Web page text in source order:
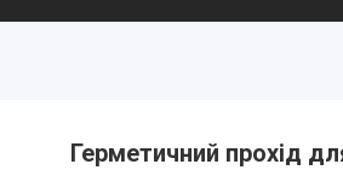
Герметичний прохід